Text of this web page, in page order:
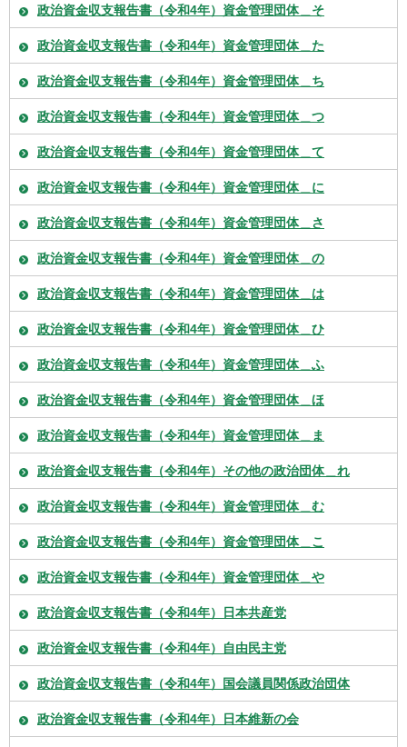
政治資金収支報告書（令和4年）資金管理団体＿そ
政治資金収支報告書（令和4年）資金管理団体＿た
政治資金収支報告書（令和4年）資金管理団体＿ち
政治資金収支報告書（令和4年）資金管理団体＿つ
政治資金収支報告書（令和4年）資金管理団体＿て
政治資金収支報告書（令和4年）資金管理団体＿に
政治資金収支報告書（令和4年）資金管理団体＿さ
政治資金収支報告書（令和4年）資金管理団体＿の
政治資金収支報告書（令和4年）資金管理団体＿は
政治資金収支報告書（令和4年）資金管理団体＿ひ
政治資金収支報告書（令和4年）資金管理団体＿ふ
政治資金収支報告書（令和4年）資金管理団体＿ほ
政治資金収支報告書（令和4年）資金管理団体＿ま
政治資金収支報告書（令和4年）その他の政治団体＿れ
政治資金収支報告書（令和4年）資金管理団体＿む
政治資金収支報告書（令和4年）資金管理団体＿こ
政治資金収支報告書（令和4年）資金管理団体＿や
政治資金収支報告書（令和4年）日本共産党
政治資金収支報告書（令和4年）自由民主党
政治資金収支報告書（令和4年）国会議員関係政治団体
政治資金収支報告書（令和4年）日本維新の会